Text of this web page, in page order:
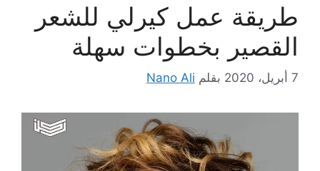
طريقة عمل كيرلي للشعر
القصير بخطوات سهلة
7 أبريل، 2020 بقلم Nano Ali